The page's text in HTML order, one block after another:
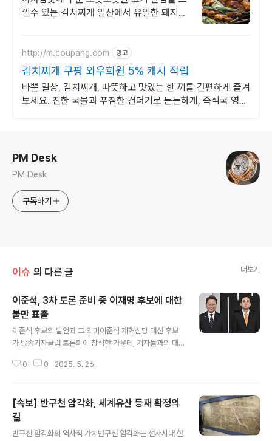
낄수 있는 김치찌개 일산에서 유일한 돼지부
http://m.coupang.com 광고
김치찌개 쿠팡 와우회원 5% 캐시 적립
바쁜 일상, 김치찌개, 따뜻하고 맛있는 한 끼를 간편하게 즐겨
보세요. 진한 국물과 푸짐한 건더기로 든든하게, 즉석국 영양
PM Desk
PM Desk
구독하기
이슈 의 다른 글 더보기
이준석, 3차 토론 준비 중 이재명 후보에 대한
불만 표출
이준석 후보의 발언과 그 의미이준석 개혁신당 대선 후보
가 방송기자클럽 토론회에 참석한 가운데, 기자들과의 대
권 원내대표는 김용태 비상대책위원장이 이 후보의 당 대
명했으니 해결된 것 아니냐'라며, 일본과의 과거사 문제를
언급하며 정치적 문제 해결의 비효율성을 지적했습니다.
이준석 후보의 발언은 정치적 갈등의 복잡성을 잘 보여주
0 0 2025. 5. 26.
[속보] 반구천 암각화, 세계유산 등재 확정의
길
반구천 암각화의 역사적 가치반구천 암각화는 선사시대 한